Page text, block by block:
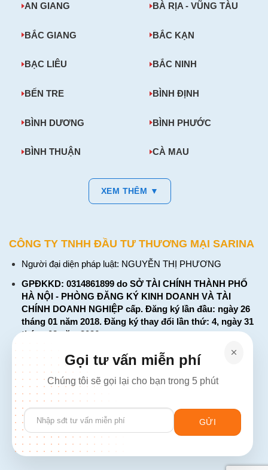
AN GIANG BÀ RỊA - VŨNG TÀU
BẮC GIANG BẮC KẠN
BẠC LIÊU BẮC NINH
BẾN TRE BÌNH ĐỊNH
BÌNH DƯƠNG BÌNH PHƯỚC
BÌNH THUẬN CÀ MAU
XEM THÊM ▼
CÔNG TY TNHH ĐẦU TƯ THƯƠNG MẠI SARINA
Người đại diện pháp luật: NGUYỄN THỊ PHƯƠNG
GPĐKKD: 0314861899 do SỞ TÀI CHÍNH THÀNH PHỐ
HÀ NỘI - PHÒNG ĐĂNG KÝ KINH DOANH VÀ TÀI
CHÍNH DOANH NGHIỆP cấp. Đăng ký lần đầu: ngày 26
tháng 01 năm 2018. Đăng ký thay đổi lần thứ: 4, ngày 31
tháng 03 năm 2026
226 Đường Láng, Đống Đa, Hà Nội
137 Đường Hòa Hưng, Phường 12, Quận 10, TP. Hồ Chí
Minh
Hotline: 1900 2106 - 0386 001 001
Email:Giaiphap3g@gmail.com
Gọi tư vấn miễn phí
Chúng tôi sẽ gọi lại cho bạn trong 5 phút
Please
leave
field